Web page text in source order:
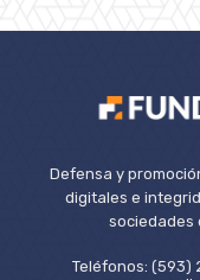
Defensa y
digitales e
sociedades
Teléfonos: (593)